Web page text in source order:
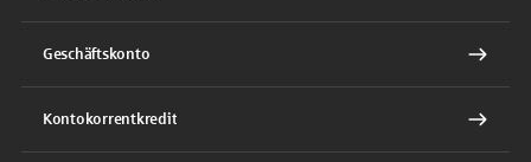
Geschäftskonto
Kontokorrentkredit